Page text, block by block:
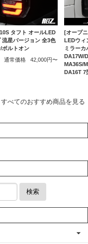
タフト オールLED
流星バージョン 全3色
ボルトオン
通常価格
42,000円〜
[オープ
LEDウィ
ミラーカ
DA17W/
MA36S/
DA16T 7
すべてのおすすめ商品を見る
検索